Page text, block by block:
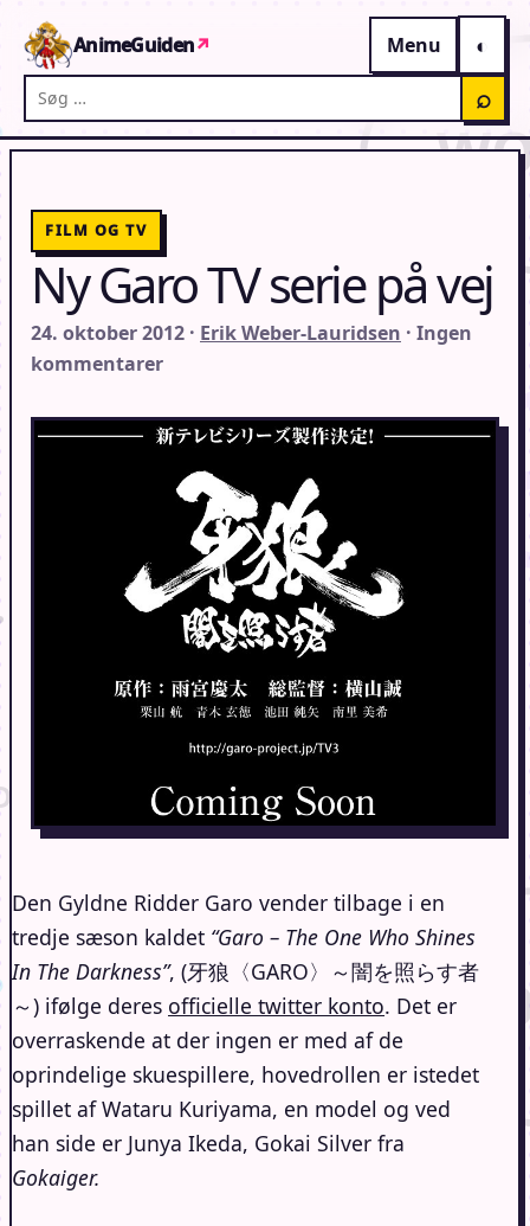
AnimeGuiden↗
Menu
Søg på AnimeGuiden
⌕
FILM OG TV
Ny Garo TV serie på vej
24. oktober 2012 · Erik Weber-Lauridsen · Ingen
kommentarer
Den Gyldne Ridder Garo vender tilbage i en
tredje sæson kaldet “Garo – The One Who Shines
In The Darkness”, (牙狼〈GARO〉～闇を照らす者
～) ifølge deres officielle twitter konto. Det er
overraskende at der ingen er med af de
oprindelige skuespillere, hovedrollen er istedet
spillet af Wataru Kuriyama, en model og ved
han side er Junya Ikeda, Gokai Silver fra
Gokaiger.